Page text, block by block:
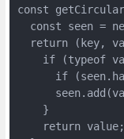
const
const seen =
return (key,
if (typeof
if
    }
    return value;